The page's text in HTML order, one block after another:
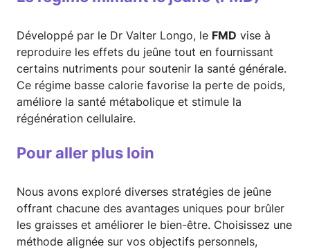
Développé par le Dr Valter Longo, le FMD vise à
reproduire les effets du jeûne tout en fournissant
certains nutriments pour soutenir la santé générale.
Ce régime basse calorie favorise la perte de poids,
améliore la santé métabolique et stimule la
régénération cellulaire.
Pour aller plus loin
Nous avons exploré diverses stratégies de jeûne
offrant chacune des avantages uniques pour brûler
les graisses et améliorer le bien-être. Choisissez une
méthode alignée sur vos objectifs personnels,